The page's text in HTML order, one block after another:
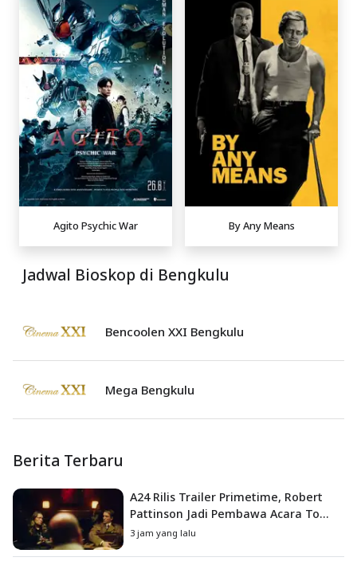
Agito Psychic War By Any Means
Jadwal Bioskop di Bengkulu
Bencoolen XXI Bengkulu
Mega Bengkulu
Berita Terbaru
A24 Rilis Trailer Primetime, Robert
Pattinson Jadi Pembawa Acara To
Catch a Predator
3 jam yang lalu